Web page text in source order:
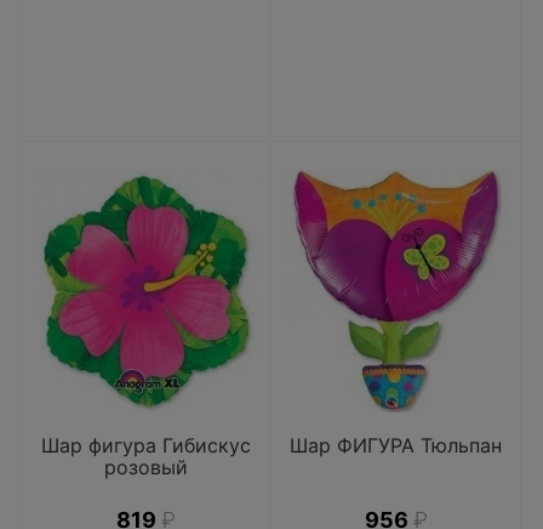
Шар фигура Гибискус
розовый
819 ₽
Шар ФИГУРА Тюльпан
956 ₽